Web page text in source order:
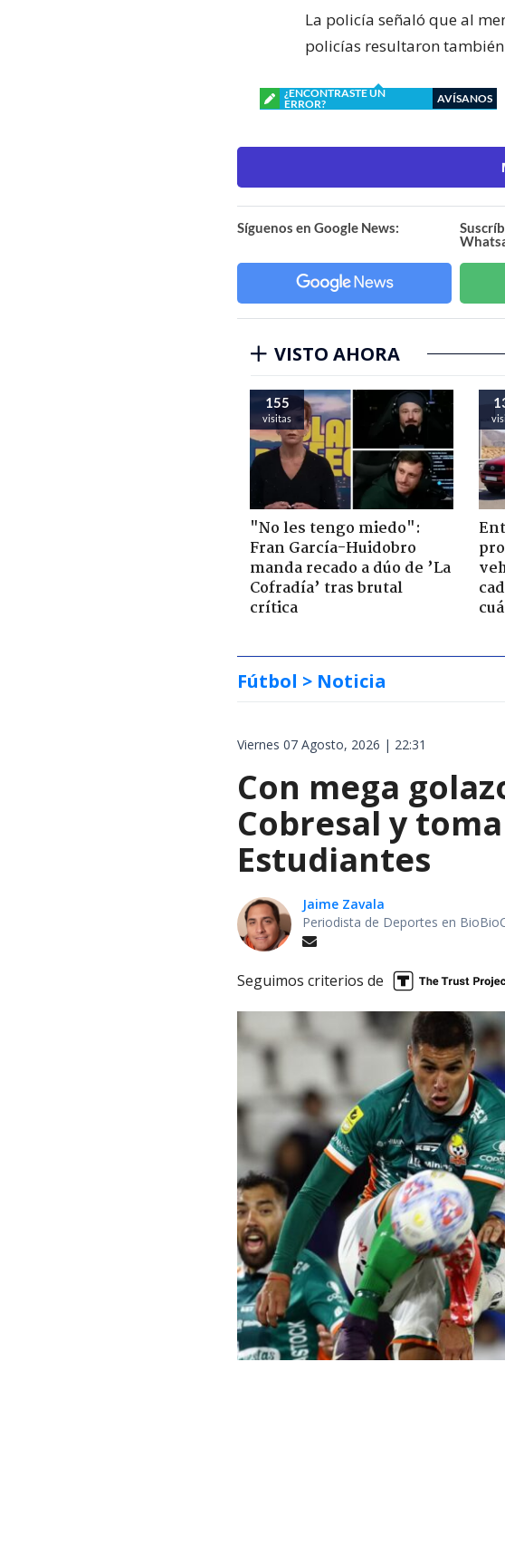
La policía señaló que al
policías resultaron
¿ENCONTRASTE UN
ERROR?
AVÍSANOS
Síguenos en Google News:
VISTO AHORA
155
visitas
"No les tengo miedo":
Fran García-Huidobro
manda recado a dúo de ’La
Cofradía’ tras brutal
crítica
Fútbol > Noticia
Viernes 07 Agosto, 2026 | 22:31
Con mega
Cobresal y
Estudiantes
Jaime Zavala
Periodista de Deportes en
Seguimos criterios de